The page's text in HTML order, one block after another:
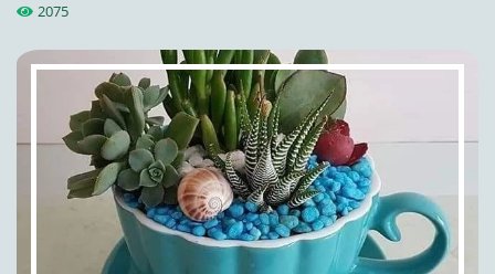
2075